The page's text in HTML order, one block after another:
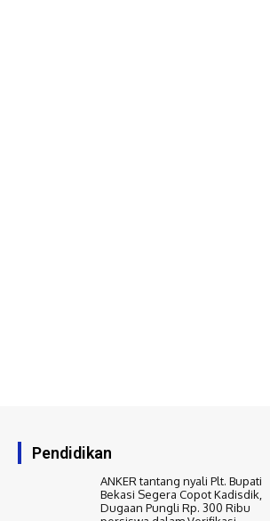
Pendidikan
ANKER tantang nyali Plt. Bupati
Bekasi Segera Copot Kadisdik,
Dugaan Pungli Rp. 300 Ribu